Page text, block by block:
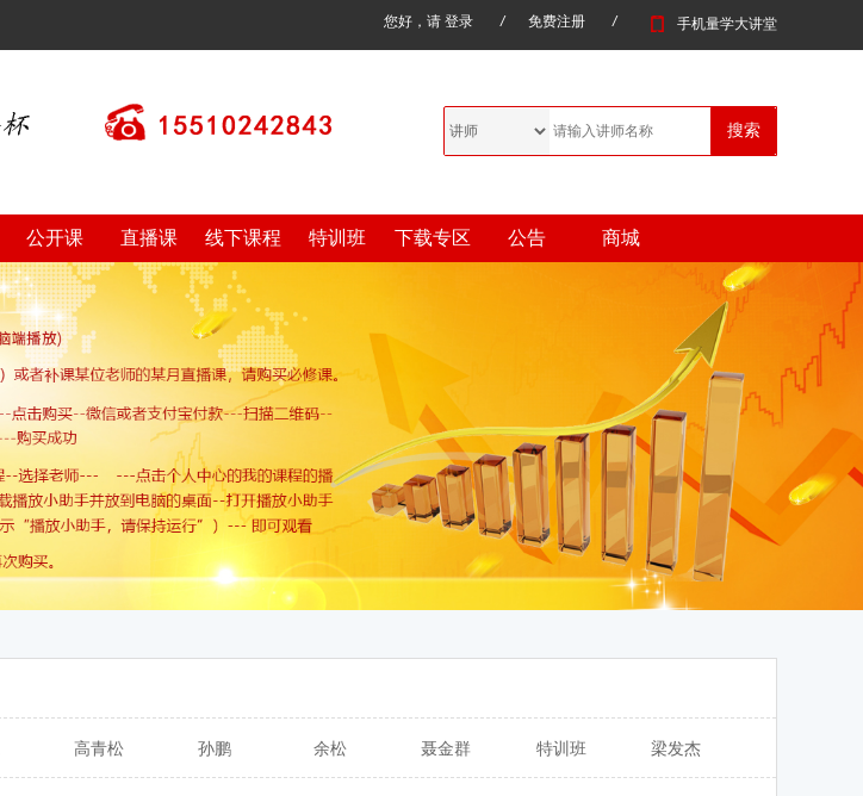
您好，请 登录 / 免费注册 / 手机量学大讲堂
公开课 直播课 线下课程 特训班 下载专区 公告 商城
高青松 孙鹏 余松 聂金群 特训班 梁发杰